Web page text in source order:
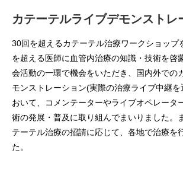
カテーテルライブデモンストレ
30回を超えるカテーテル治療ワークショップ
を超える医師に血管内治療の知識・技術を啓
会活動の一環で機会をいただき、国内外での
モンストレーション(実際の治療ライブ中継
おいて、コメンテーターやライブオペレータ
術の発展・普及に取り組んでまいりました。
テーテル治療の招請に応じて、各地で治療を
た。